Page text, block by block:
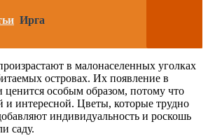
Ирга
в малонаселенных уголках
островах. Их появление в
особым образом, потому что
и интересной. Цветы, которые трудно
индивидуальность и роскошь
саду.